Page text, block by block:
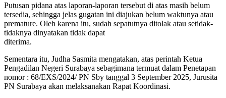
Putusan pidana atas laporan-laporan tersebut di atas masih belum
tersedia, sehingga jelas gugatan ini diajukan belum waktunya atau
premature. Oleh karena itu, sudah sepatutnya ditolak atau setidak-
tidaknya dinyatakan tidak dapat
diterima.
Sementara itu, Judha Sasmita mengatakan, atas perintah Ketua
Pengadilan Negeri Surabaya sebagimana termuat dalam Penetapan
nomor : 68/EXS/2024/ PN Sby tanggal 3 September 2025, Jurusita
PN Surabaya akan melaksanakan Rapat Koordinasi.